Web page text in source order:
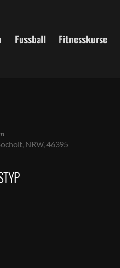
Fussball Fitnesskurse
NRW, 46395